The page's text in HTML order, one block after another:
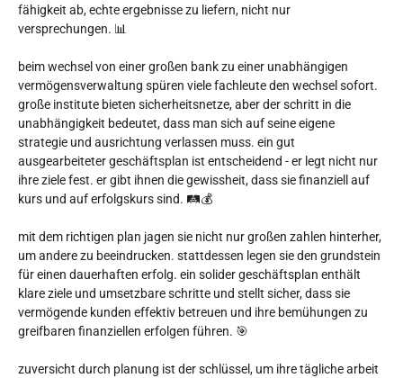
fähigkeit ab, echte ergebnisse zu liefern, nicht nur
versprechungen. 📊
beim wechsel von einer großen bank zu einer unabhängigen
vermögensverwaltung spüren viele fachleute den wechsel sofort.
große institute bieten sicherheitsnetze, aber der schritt in die
unabhängigkeit bedeutet, dass man sich auf seine eigene
strategie und ausrichtung verlassen muss. ein gut
ausgearbeiteter geschäftsplan ist entscheidend - er legt nicht nur
ihre ziele fest. er gibt ihnen die gewissheit, dass sie finanziell auf
kurs und auf erfolgskurs sind. 🛤️💰
mit dem richtigen plan jagen sie nicht nur großen zahlen hinterher,
um andere zu beeindrucken. stattdessen legen sie den grundstein
für einen dauerhaften erfolg. ein solider geschäftsplan enthält
klare ziele und umsetzbare schritte und stellt sicher, dass sie
vermögende kunden effektiv betreuen und ihre bemühungen zu
greifbaren finanziellen erfolgen führen. 🎯
zuversicht durch planung ist der schlüssel, um ihre tägliche arbeit